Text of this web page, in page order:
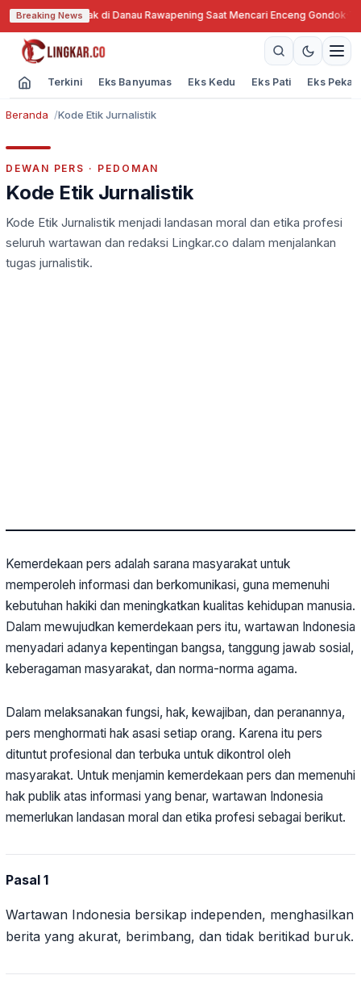
Breaking News
Lansia Terjebak di Danau Rawapening Saat Mencari Enceng Gondok·
Terkini Eks Banyumas Eks Kedu Eks Pati Eks
Beranda Kode Etik Jurnalistik
DEWAN PERS · PEDOMAN
Kode Etik Jurnalistik
Kode Etik Jurnalistik menjadi landasan moral dan etika profesi
seluruh wartawan dan redaksi Lingkar.co dalam menjalankan
tugas jurnalistik.
Kemerdekaan pers adalah sarana masyarakat untuk
memperoleh informasi dan berkomunikasi, guna memenuhi
kebutuhan hakiki dan meningkatkan kualitas kehidupan manusia.
Dalam mewujudkan kemerdekaan pers itu, wartawan Indonesia
menyadari adanya kepentingan bangsa, tanggung jawab sosial,
keberagaman masyarakat, dan norma-norma agama.
Dalam melaksanakan fungsi, hak, kewajiban, dan peranannya,
pers menghormati hak asasi setiap orang. Karena itu pers
dituntut profesional dan terbuka untuk dikontrol oleh
masyarakat. Untuk menjamin kemerdekaan pers dan memenuhi
hak publik atas informasi yang benar, wartawan Indonesia
memerlukan landasan moral dan etika profesi sebagai berikut.
Pasal 1
Wartawan Indonesia bersikap independen, menghasilkan
berita yang akurat, berimbang, dan tidak beritikad buruk.